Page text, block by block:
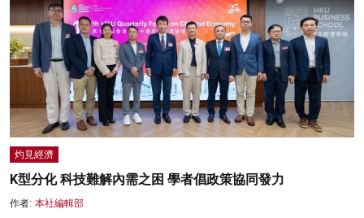
灼見經濟
K型分化 科技難解內需之困 學者倡政策協同發力
作者: 本社編輯部